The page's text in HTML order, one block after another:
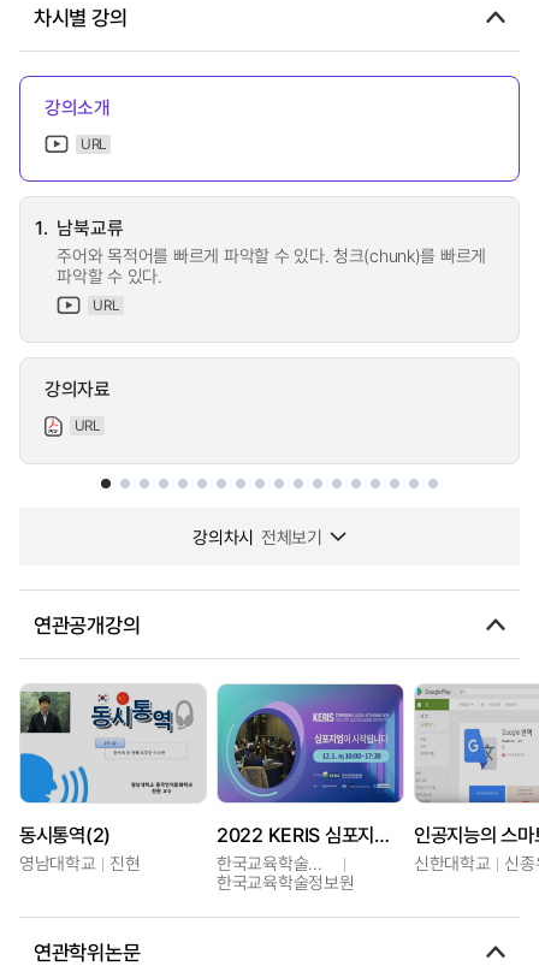
차시별 강의
강의소개
URL
1. 남북교류
주어와 목적어를 빠르게 파악할 수 있다. 청크(chunk)를 빠르게
파악할 수 있다.
URL
강의자료
URL
강의차시 전체보기
연관공개강의
동시통역(2)
영남대학교 진현
2022 KERIS 심포지엄 및 글로벌네트워킹 위크
한국교육학술정보원
한국교육학술정보원
신한대학교 신
연관학위논문